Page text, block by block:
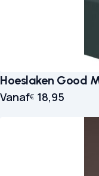
Hoeslaken Good
Vanaf€ 18,95